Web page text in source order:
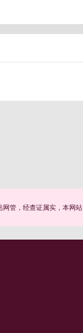
网管，经查证属实，本网站